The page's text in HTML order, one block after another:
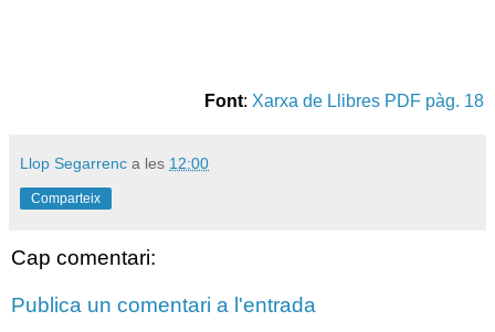
Font: Xarxa de Llibres PDF pàg. 18
Llop Segarrenc a les 12:00
Comparteix
Cap comentari:
Publica un comentari a l'entrada